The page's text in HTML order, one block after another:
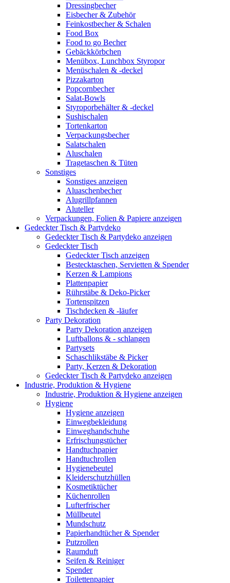
Dressingbecher
Eisbecher & Zubehör
Feinkostbecher & Schalen
Food Box
Food to go Becher
Gebäckkörbchen
Menübox, Lunchbox Styropor
Menüschalen & -deckel
Pizzakarton
Popcornbecher
Salat-Bowls
Styroporbehälter & -deckel
Sushischalen
Tortenkarton
Verpackungsbecher
Salatschalen
Aluschalen
Tragetaschen & Tüten
Sonstiges
Sonstiges anzeigen
Aluaschenbecher
Alugrillpfannen
Aluteller
Verpackungen, Folien & Papiere anzeigen
Gedeckter Tisch & Partydeko
Gedeckter Tisch & Partydeko anzeigen
Gedeckter Tisch
Gedeckter Tisch anzeigen
Bestecktaschen, Servietten & Spender
Kerzen & Lampions
Plattenpapier
Rührstäbe & Deko-Picker
Tortenspitzen
Tischdecken & -läufer
Party Dekoration
Party Dekoration anzeigen
Luftballons & - schlangen
Partysets
Schaschlikstäbe & Picker
Party, Kerzen & Dekoration
Gedeckter Tisch & Partydeko anzeigen
Industrie, Produktion & Hygiene
Industrie, Produktion & Hygiene anzeigen
Hygiene
Hygiene anzeigen
Einwegbekleidung
Einweghandschuhe
Erfrischungstücher
Handtuchpapier
Handtuchrollen
Hygienebeutel
Kleiderschutzhüllen
Kosmetiktücher
Küchenrollen
Lufterfrischer
Müllbeutel
Mundschutz
Papierhandtücher & Spender
Putzrollen
Raumduft
Seifen & Reiniger
Spender
Toilettenpapier